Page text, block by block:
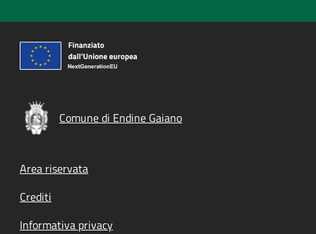
Comune di Endine Gaiano
Footer menu
Area riservata
Crediti
Informativa privacy